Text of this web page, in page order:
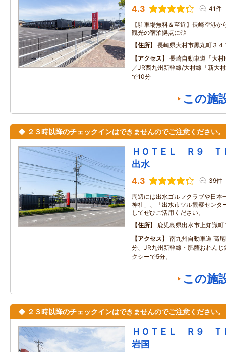
4.3 41件
【駐車場無料＆至近】長崎空港
観光の宿泊拠点に◎
住所
長崎県大村市黒丸町３４
アクセス
長崎自動車道「大
／JR西九州新幹線/大村線「新大
で10分
この施
◆ ２３時以降のチェックインはできませんのでご注意ください。
ＨＯＴＥＬ Ｒ９
出水
4.3 39件
周辺には出水ゴルフクラブや日本
神社」、「出水市ツル観察センタ
してぜひご活用ください。
住所
鹿児島県出水市上知識町
アクセス
南九州自動車道 高
分、JR九州新幹線・肥薩おれん
クシーで5分。
この施
◆ ２３時以降のチェックインはできませんのでご注意ください。
ＨＯＴＥＬ Ｒ９
岩国